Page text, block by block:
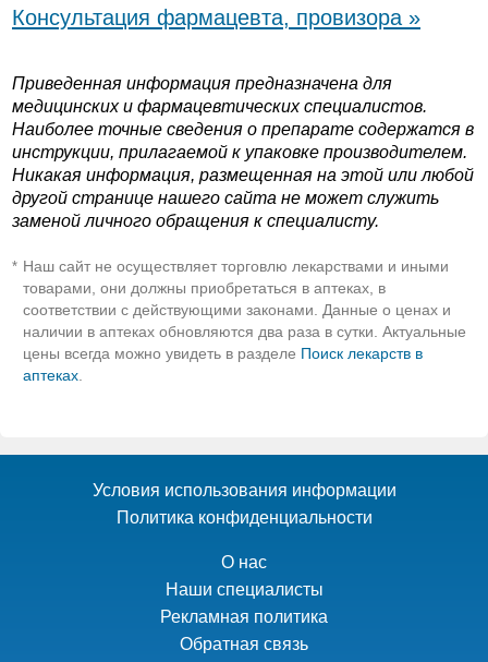
Консультация фармацевта, провизора »
Приведенная информация предназначена для
медицинских и фармацевтических специалистов.
Наиболее точные сведения о препарате содержатся в
инструкции, прилагаемой к упаковке производителем.
Никакая информация, размещенная на этой или любой
другой странице нашего сайта не может служить
заменой личного обращения к специалисту.
* Наш сайт не осуществляет торговлю лекарствами и иными
товарами, они должны приобретаться в аптеках, в
соответствии с действующими законами. Данные о ценах и
наличии в аптеках обновляются два раза в сутки. Актуальные
цены всегда можно увидеть в разделе Поиск лекарств в
аптеках
Условия использования информации
Политика конфиденциальности
О нас
Наши специалисты
Рекламная политика
Обратная связь